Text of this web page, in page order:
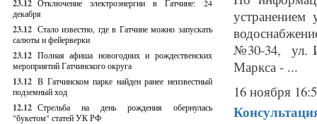
23.12 Отключение электроэнергии в Гатчине: 24
декабря
23.12 Стало известно, где в Гатчине можно запускать
салюты и фейерверки
23.12 Полная афиша новогодних и рождественских
мероприятий Гатчинского округа
13.12 В Гатчинском парке найден ранее неизвестный
подземный ход
12.12 Стрельба на день рождения обернулась
"букетом" статей УК РФ
№30-34, ул.
Маркса - ...
16 ноября